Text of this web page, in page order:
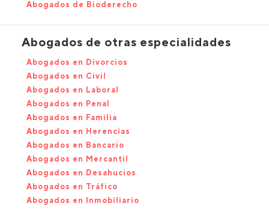
Abogados de Bioderecho
Abogados de otras especialidades
Abogados en Divorcios
Abogados en Civil
Abogados en Laboral
Abogados en Penal
Abogados en Familia
Abogados en Herencias
Abogados en Bancario
Abogados en Mercantil
Abogados en Desahucios
Abogados en Tráfico
Abogados en Inmobiliario